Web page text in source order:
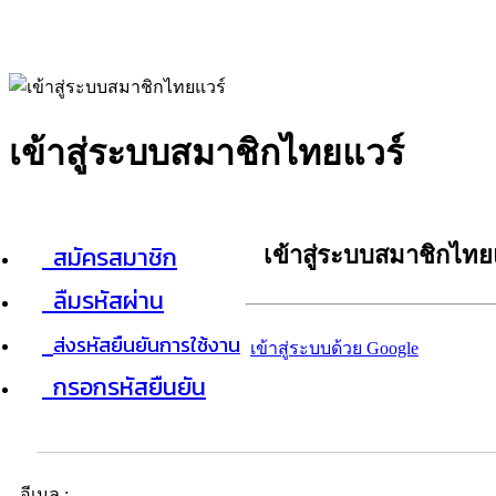
เข้าสู่ระบบสมาชิกไทยแวร์
สมัครสมาชิก
ลืมรหัสผ่าน
ส่งรหัสยืนยันการใช้งาน
กรอกรหัสยืนยัน
เข้าสู่ระบบสมาชิกไท
เข้าสู่ระบบด้วย Google